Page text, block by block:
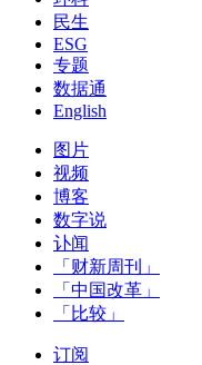
民生
ESG
专题
数据通
English
图片
视频
博客
数字说
讣闻
「财新周刊」
「中国改革」
「比较」
订阅